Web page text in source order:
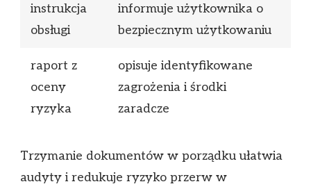
instrukcja
obsługi
informuje użytkownika o
bezpiecznym użytkowaniu
raport z
oceny
ryzyka
opisuje identyfikowane
zagrożenia i środki
zaradcze
Trzymanie dokumentów w porządku ułatwia
audyty i redukuje ryzyko przerw w